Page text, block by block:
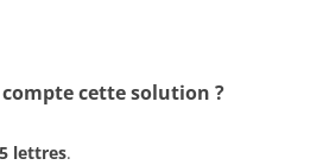
cette solution ?
5 lettres.